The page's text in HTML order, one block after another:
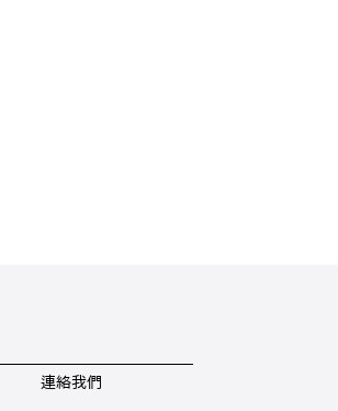
連絡我們